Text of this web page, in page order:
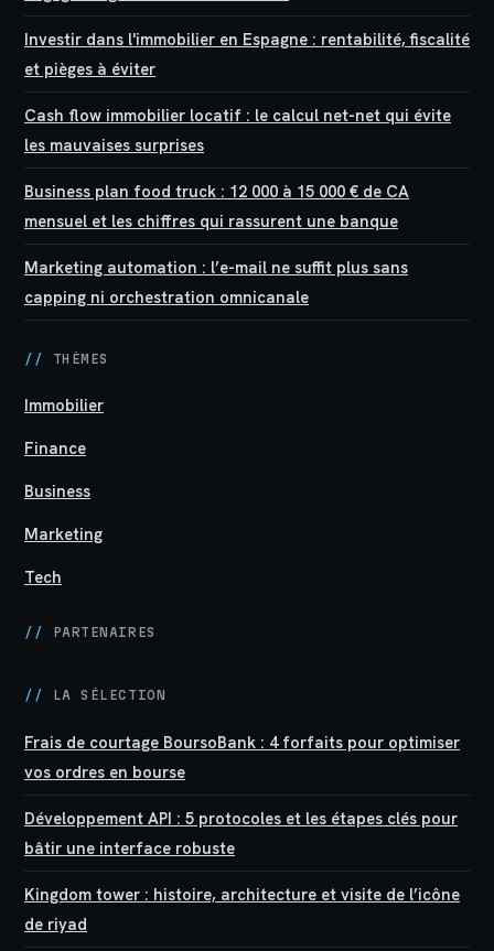
Investir dans l'immobilier en Espagne : rentabilité, fiscalité
et pièges à éviter
Cash flow immobilier locatif : le calcul net-net qui évite
les mauvaises surprises
Business plan food truck : 12 000 à 15 000 € de CA
mensuel et les chiffres qui rassurent une banque
Marketing automation : l’e-mail ne suffit plus sans
capping ni orchestration omnicanale
// THÈMES
Immobilier
Finance
Business
Marketing
Tech
// PARTENAIRES
// LA SÉLECTION
Frais de courtage BoursoBank : 4 forfaits pour optimiser
vos ordres en bourse
Développement API : 5 protocoles et les étapes clés pour
bâtir une interface robuste
Kingdom tower : histoire, architecture et visite de l’icône
de riyad